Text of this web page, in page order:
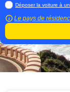
Déposer la voiture à
Le pays de